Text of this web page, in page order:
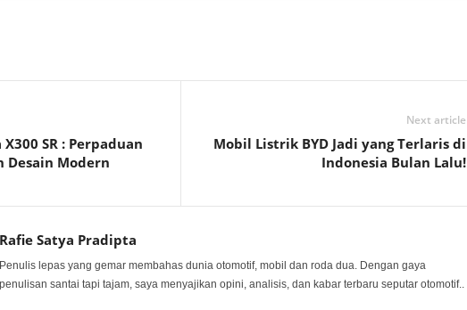
SR : Perpaduan
Desain Modern
Next article
Mobil Listrik BYD Jadi yang Terlaris di
Indonesia Bulan Lalu!
Rafie Satya Pradipta
Penulis lepas yang gemar membahas dunia otomotif, mobil dan roda dua. Dengan gaya
penulisan santai tapi tajam, saya menyajikan opini, analisis, dan kabar terbaru seputar otomotif..